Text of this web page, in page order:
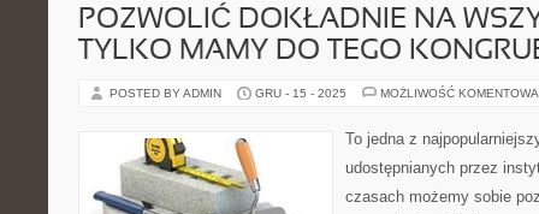
POZWOLIĆ DOKŁADNIE NA
TYLKO MAMY DO TEGO
POSTED BY ADMIN GRU - 15 - 2025 MOŻLIWOŚĆ
To jedna z
udostępnianych przez
czasach możemy sobie